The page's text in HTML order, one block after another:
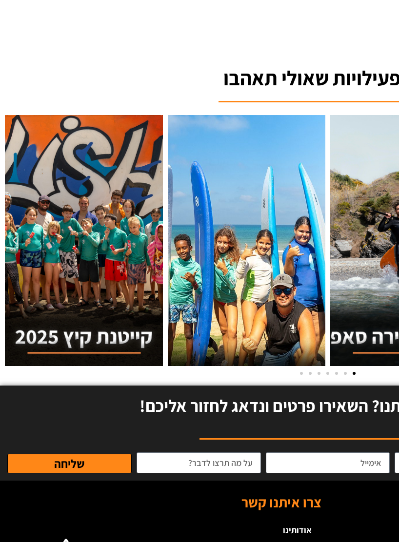
שאולי תאהבו
השאירו פרטים ונדאג לחזור אליכם!
שליחה
צרו איתנו קשר
אודותינו